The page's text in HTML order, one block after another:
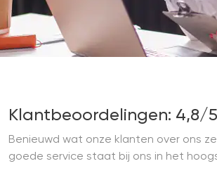
Klantbeoordelingen: 4,8/5
Benieuwd wat onze klanten over ons
goede service staat bij ons in het